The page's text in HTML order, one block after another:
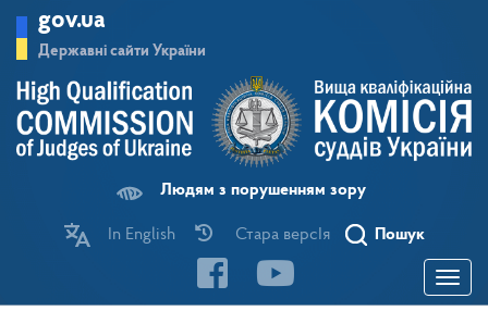
основного
матеріалу
gov.ua
Державні сайти України
Людям з порушенням зору
In English Стара версІя Пошук
Toggle